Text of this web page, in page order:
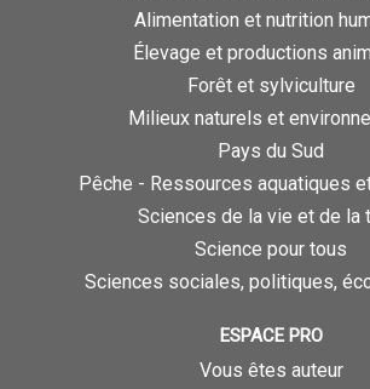
Alimentation et nutrition
Élevage et productions
Forêt et sylviculture
Milieux naturels et
Pays du Sud
Pêche - Ressources aquatiques
Sciences de la vie et de la
Science pour tous
Sciences sociales, politiques,
ESPACE PRO
Vous êtes auteur